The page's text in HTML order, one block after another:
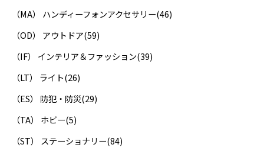
（MA） ハンディーフォンアクセサリー(46)
（OD） アウトドア(59)
（IF） インテリア＆ファッション(39)
（LT） ライト(26)
（ES） 防犯・防災(29)
（TA） ホビー(5)
（ST） ステーショナリー(84)